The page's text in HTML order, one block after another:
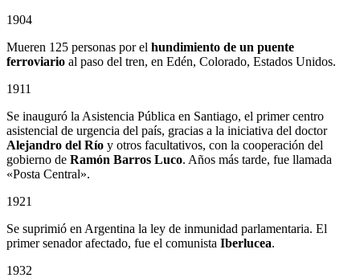
1904
Mueren 125 personas por el hundimiento de un puente
ferroviario al paso del tren, en Edén, Colorado, Estados Unidos.
1911
Se inauguró la Asistencia Pública en Santiago, el primer centro
asistencial de urgencia del país, gracias a la iniciativa del doctor
Alejandro del Río y otros facultativos, con la cooperación del
gobierno de Ramón Barros Luco. Años más tarde, fue llamada
«Posta Central».
1921
Se suprimió en Argentina la ley de inmunidad parlamentaria. El
primer senador afectado, fue el comunista Iberlucea.
1932